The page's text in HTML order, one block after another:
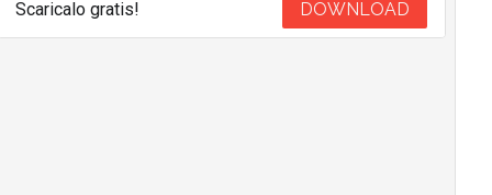
Scaricalo gratis! DOWNLOAD